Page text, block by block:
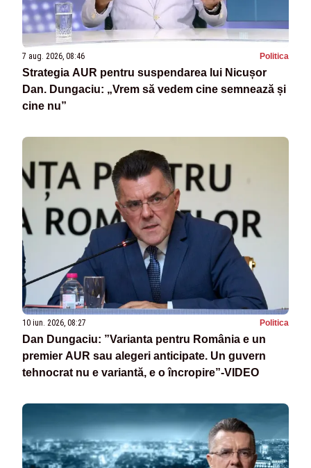
7 aug. 2026, 08:46 Politica
Strategia AUR pentru suspendarea lui Nicușor
Dan. Dungaciu: „Vrem să vedem cine semnează și
cine nu”
10 iun. 2026, 08:27 Politica
Dan Dungaciu: ”Varianta pentru România e un
premier AUR sau alegeri anticipate. Un guvern
tehnocrat nu e variantă, e o încropire”-VIDEO